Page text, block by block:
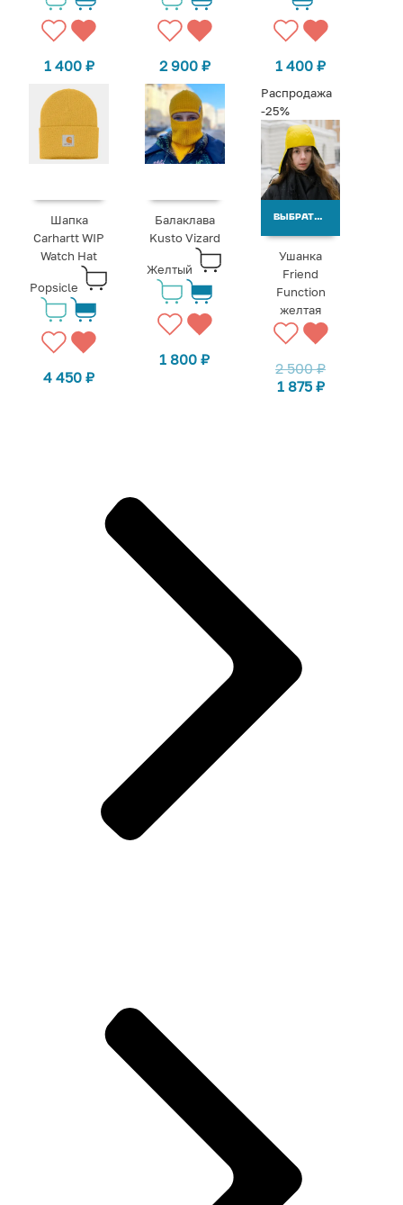
1 400 ₽ 2 900 ₽ 1 400₽
Шапка
Carhartt WIP
Watch Hat
Popsicle
4 450₽
Балаклава
Kusto Vizard
Желтый
1 800₽
Распродажа
-25%
ВЫБРАТЬ ВАРИАНТЫ
Ушанка
Friend
Function
желтая
2 500₽
1 875 ₽